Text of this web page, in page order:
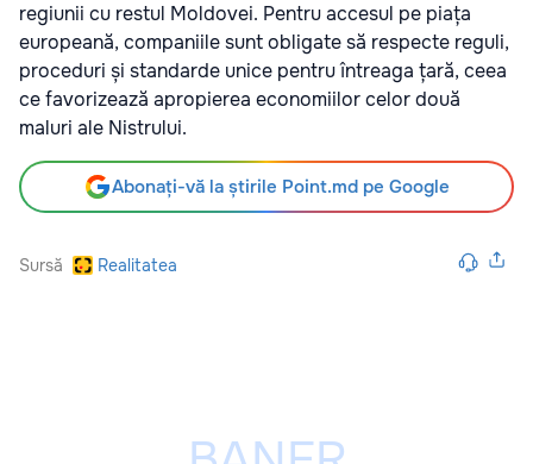
regiunii cu restul Moldovei. Pentru accesul pe piața
europeană, companiile sunt obligate să respecte reguli,
proceduri și standarde unice pentru întreaga țară, ceea
ce favorizează apropierea economiilor celor două
maluri ale Nistrului.
Abonați-vă la știrile Point.md pe Google
Sursă Realitatea